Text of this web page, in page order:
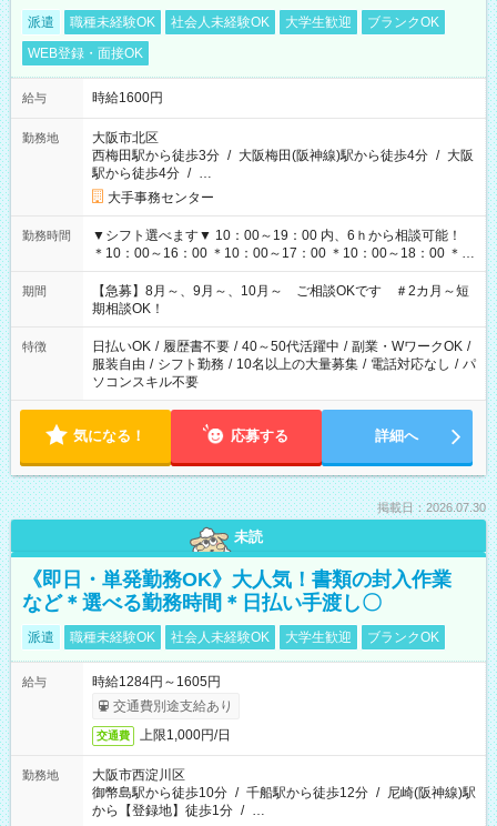
派遣 職種未経験OK 社会人未経験OK 大学生歓迎
ブランクOK
WEB登録・面接OK
給与 時給1600円
勤務地
大阪市北区
西梅田駅から徒歩3分 / 大阪梅田(阪神線)駅から徒歩4分 / 大阪
駅から徒歩4分 / …
大手事務センター
勤務時間
▼シフト選べます▼ 10：00～19：00 内、6ｈから相談可能！
＊10：00～16：00 ＊10：00～17：00 ＊10：00～18：00 ＊
11：00～19：00 ＊12：00～19：00 ＊13：00～19：00
期間
【急募】8月～、9月～、10月～ ご相談OKです ＃2カ月～短
期相談OK！
特徴 日払いOK / 履歴書不要 / 40～50代活躍中 / 副業・WワークOK /
服装自由 / シフト勤務 / 10名以上の大量募集 / 電話対応なし / パ
ソコンスキル不要
気になる！ 応募する 詳細へ
掲載日：2026.07.30
未読
《即日・単発勤務OK》大人気！書類の封入作業
など＊選べる勤務時間＊日払い手渡し〇
派遣 職種未経験OK 社会人未経験OK 大学生歓迎 ブランクOK
給与
時給1284円～1605円
交通費別途支給あり
交通費 上限1,000円/日
勤務地
大阪市西淀川区
御幣島駅から徒歩10分 / 千船駅から徒歩12分 / 尼崎(阪神線)駅
から【登録地】徒歩1分 / …